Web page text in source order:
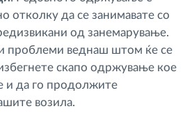
отколку да се занимавате со
од занемарување.
проблеми веднаш штом ќе се
скапо одржување кое
и да го продолжите
возила.